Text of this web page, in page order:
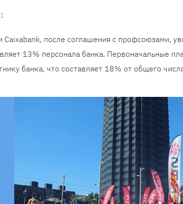
Caixabank, после соглашения с профсоюзами,
13% персонала банка. Первоначальные
банка, что составляет 18% от общего